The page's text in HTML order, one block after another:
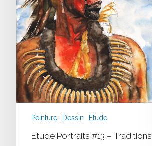
Peinture Dessin Etude
Etude Portraits #13 – Traditions